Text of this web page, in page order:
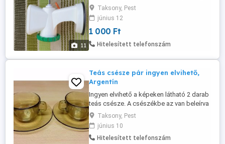
11
de a nyeléről hiányzik a műanyag
fogantyú. Átvehető: Pest megye - Taksony
községben. Postán is elküldöm rendesen
becsomagolva dobozba, de akkor előre
kérem utalni az árát és a postaköltséget a
Taksony, Pest
június 12
1 000 Ft
Hitelesített telefonszám
Teás csésze pár ingyen elvihető,
Argentín
Ingyen elvihető a képeken látható 2 darab
teás csésze. A csészékbe az van beleírva
apró betűkkel, hogy Industria Argentina. A
70-es vagy 80-as évekből származó
darabok. Nem repedtek, nem töröttek
sehol sem. Átvehető: Pest megye -
Taksony, Pest
június 10
Hitelesített telefonszám